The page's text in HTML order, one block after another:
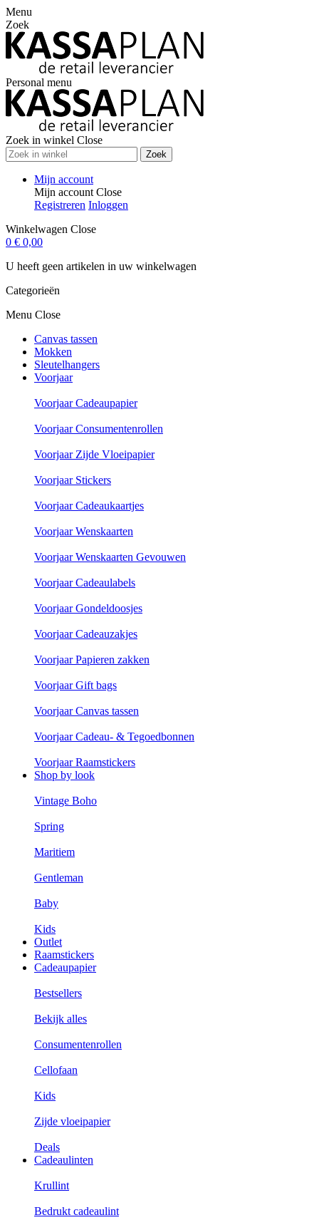
Menu
Zoek
Personal menu
Zoek in winkel Close
Zoek
Mijn account
Mijn account Close
Registreren Inloggen
Winkelwagen Close
0 € 0,00
U heeft geen artikelen in uw winkelwagen
Categorieën
Menu Close
Canvas tassen
Mokken
Sleutelhangers
Voorjaar
Voorjaar Cadeaupapier
Voorjaar Consumentenrollen
Voorjaar Zijde Vloeipapier
Voorjaar Stickers
Voorjaar Cadeaukaartjes
Voorjaar Wenskaarten
Voorjaar Wenskaarten Gevouwen
Voorjaar Cadeaulabels
Voorjaar Gondeldoosjes
Voorjaar Cadeauzakjes
Voorjaar Papieren zakken
Voorjaar Gift bags
Voorjaar Canvas tassen
Voorjaar Cadeau- & Tegoedbonnen
Voorjaar Raamstickers
Shop by look
Vintage Boho
Spring
Maritiem
Gentleman
Baby
Kids
Outlet
Raamstickers
Cadeaupapier
Bestsellers
Bekijk alles
Consumentenrollen
Cellofaan
Kids
Zijde vloeipapier
Deals
Cadeaulinten
Krullint
Bedrukt cadeaulint